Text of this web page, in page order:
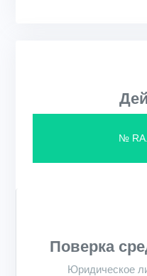
№
Поверка
Юридическое